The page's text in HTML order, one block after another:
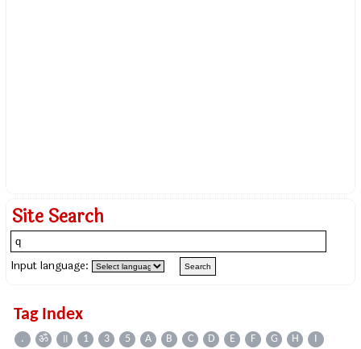
Site Search
Input language:
Tag Index
. ॐ ॥ 1 3 5 A B C D E F G H
I